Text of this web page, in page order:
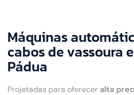
Máquinas
cabos de vassoura
Pádua
Projetadas para oferecer alta